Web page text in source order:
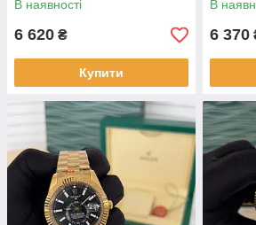
В наявності
6 620 ₴
Купити
В
6 370